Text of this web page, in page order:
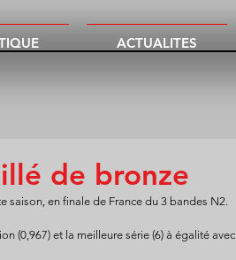
ACTUALITES
de bronze
saison, en finale de France du 3 bandes N2.
(0,967) et la meilleure série (6) à égalité avec